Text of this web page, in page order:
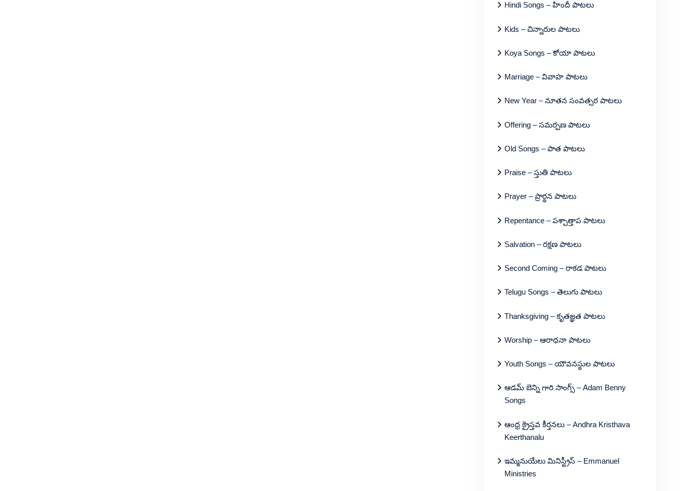
Hindi Songs – హిందీ పాటలు
Kids – చిన్నారుల పాటలు
Koya Songs – కోయా పాటలు
Marriage – వివాహ పాటలు
New Year – నూతన సంవత్సర పాటలు
Offering – సమర్పణ పాటలు
Old Songs – పాత పాటలు
Praise – స్తుతి పాటలు
Prayer – ప్రార్థన పాటలు
Repentance – పశ్చాత్తాప పాటలు
Salvation – రక్షణ పాటలు
Second Coming – రాకడ పాటలు
Telugu Songs – తెలుగు పాటలు
Thanksgiving – కృతజ్ఞత పాటలు
Worship – ఆరాధనా పాటలు
Youth Songs – యౌవనస్థుల పాటలు
ఆడమ్ బెన్ని గారి సాంగ్స్ – Adam Benny
Songs
ఆంధ్ర క్రైస్తవ కీర్తనలు – Andhra Kristhava
Keerthanalu
ఇమ్మనుయేలు మినిస్ట్రీస్ – Emmanuel
Ministries